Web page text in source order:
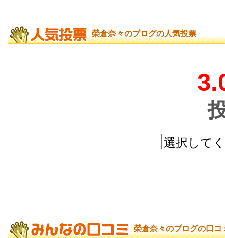
榮倉奈々のブログの人気投票
榮倉奈々のブログの口コ